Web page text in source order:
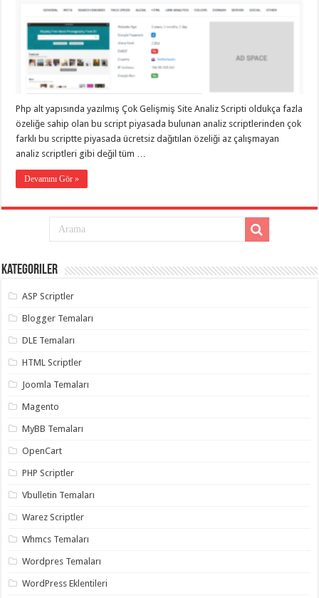
taşımacılık,
taşımacılık,
gaziantep
gaziantep
evden
taşımacılık,
gaziantep
taşımacılık,
evden
taşımacılık,
gaziantep
taşıma,
evden
taşımacılık,
gaziantep
organizasyon
gaziantep
organizasyon,
gaziantep
organizasyon
gaziantep
gaziantep
gaziantep
gaziantep
twitter
hilesi ,
takipçi
instagram
hilesi ,
Php alt yapısında yazılmış Çok Gelişmiş Site Analiz Scripti oldukça fazla
özeliğe sahip olan bu script piyasada bulunan analiz scriptlerinden çok
farklı bu scriptte piyasada ücretsiz dağıtılan özeliği az çalışmayan
analiz scriptleri gibi değil tüm …
Devamını Gör »
Kategoriler
ASP Scriptler
Blogger Temaları
DLE Temaları
HTML Scriptler
Joomla Temaları
Magento
MyBB Temaları
OpenCart
PHP Scriptler
Vbulletin Temaları
Warez Scriptler
Whmcs Temaları
Wordpres Temaları
WordPress Eklentileri